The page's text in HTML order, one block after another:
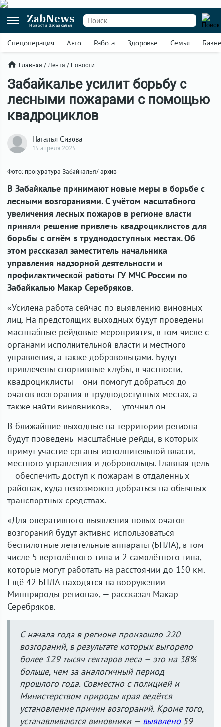
ZabNews
Новости Забайкалья
Спецоперация Авто Работа Здоровье Семья
Главная / Лента / Новости
Забайкалье усилит борьбу с
лесными пожарами с помощью
квадроциклов
Наталья Сизова
15 апреля 2025
Фото: прокуратура Забайкалья/ архив
В Забайкалье принимают новые меры в борьбе с
лесными возгораниями. С учётом масштабного
увеличения лесных пожаров в регионе власти
приняли решение привлечь квадроциклистов для
борьбы с огнём в труднодоступных местах. Об
этом рассказал заместитель начальника
управления надзорной деятельности и
профилактической работы ГУ МЧС России по
Забайкалью Макар Серебряков.
«Усилена работа сейчас по выявлению виновных
лиц. На предстоящих выходных будут проведены
масштабные рейдовые мероприятия, в том числе с
органами исполнительной власти и местного
управления, а также добровольцами. Будут
привлечены спортивные клубы, в частности,
квадроциклисты – они помогут добраться до
очагов возгорания в труднодоступных местах, а
также найти виновников», — уточнил он.
В ближайшие выходные на территории региона
будут проведены масштабные рейды, в которых
примут участие органы исполнительной власти,
местного управления и добровольцы. Главная цель
– обеспечить доступ к пожарам в отдалённых
районах, куда невозможно добраться на обычных
транспортных средствах.
«Для оперативного выявления новых очагов
возгораний будут активно использоваться
беспилотные летательные аппараты (БПЛА), в том
числе 5 вертолётного типа и 2 самолётного типа,
которые могут работать на расстоянии до 150 км.
Ещё 42 БПЛА находятся на вооружении
Минприроды региона», — рассказал Макар
Серебряков.
С начала года в регионе произошло 220
возгораний, в результате которых выгорело
более 129 тысяч гектаров леса — это на 38%
больше, чем за аналогичный период
прошлого года. Совместно с полицией и
Министерством природы края ведётся
установление причин возгораний. Кроме того,
устанавливаются виновники — выявлено59